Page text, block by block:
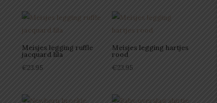
Meisjes legging ruffle
jacquard lila
€23.95
Meisjes legging hartjes
rood
€23.95